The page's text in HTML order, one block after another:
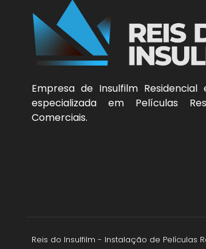
Empresa de Insulfilm Residencial
especializada em Películas
Comerciais.
Reis do Insulfilm - Instalação de Películas